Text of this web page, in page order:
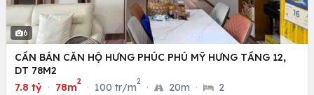
6
CẦN BÁN CĂN HỘ HƯNG PHÚC PHÚ MỸ HƯNG TẦNG 12,
DT 78M2
7.8 tỷ · 78m
2
· 100 tr/m
2
· 20m · 2